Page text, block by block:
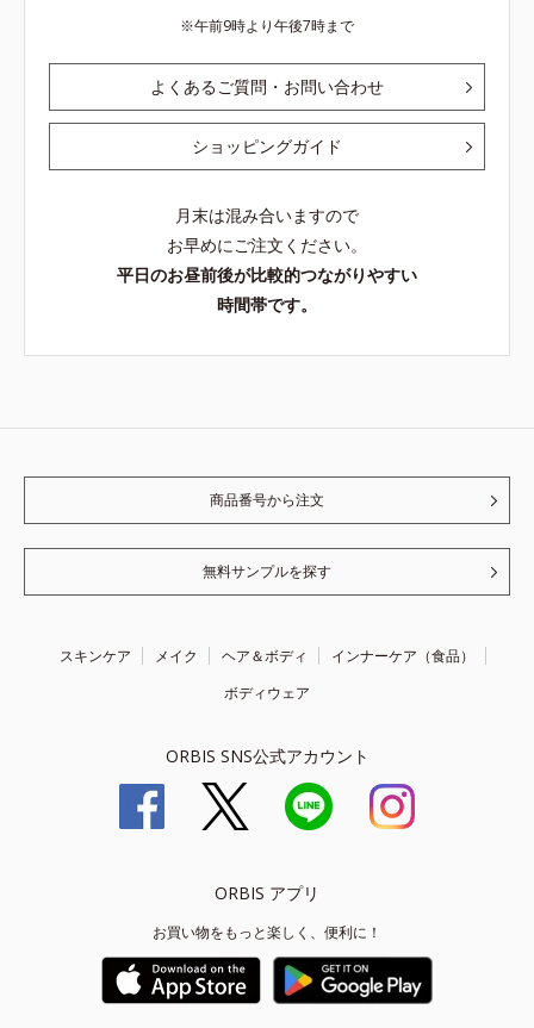
午前9時より午後7時まで
よくあるご質問・お問い合わせ
ショッピングガイド
月末は混み合いますので
お早めにご注文ください。
平日のお昼前後が比較的つながりやすい
時間帯です。
商品番号から注文
無料サンプルを探す
スキンケア メイク ヘア＆ボディ
インナーケア（食品）
ボディウェア
ORBIS SNS公式アカウント
ORBIS アプリ
お買い物をもっと楽しく、便利に！